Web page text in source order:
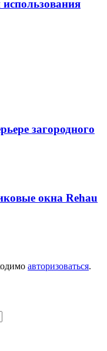
загородного
окна Rehau
авторизоваться.